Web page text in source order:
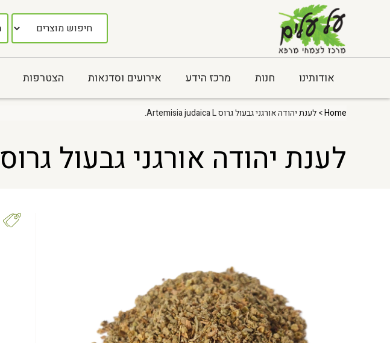
אודותינו חנות מרכז הידע אירועים וסדנאות הצטרפות
Home> לענת יהודה אורגני גבעול גרוס Artemisia judaica L.
לענת יהודה אורגני גבעול גרוס Artemisia judaica L.